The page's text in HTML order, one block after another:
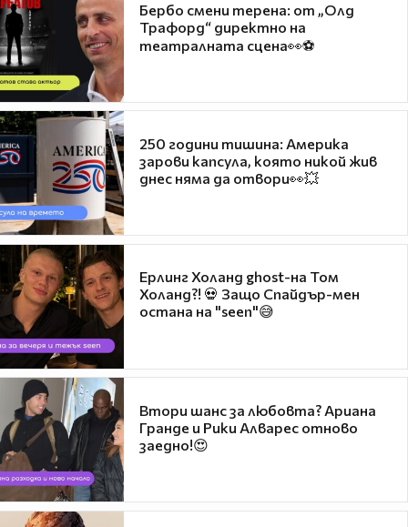
Бербо смени терена: от „Олд
Трафорд“ директно на
театралната сцена👀⚽
250 години тишина: Америка
зарови капсула, която никой жив
днес няма да отвори👀💥
Ерлинг Холанд ghost-на Том
Холанд?! 💀 Защо Спайдър-мен
остана на "seen"😅
Втори шанс за любовта? Ариана
Гранде и Рики Алварес отново
заедно!😍